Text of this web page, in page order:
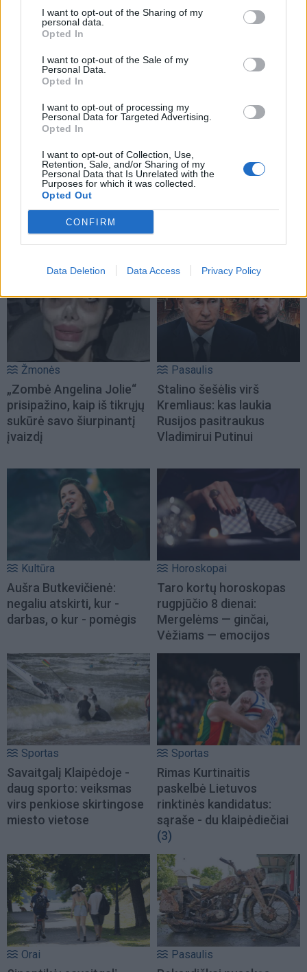
I want to opt-out of the Sharing of my
personal data.
Opted In
I want to opt-out of the Sale of my
Personal Data.
Opted In
I want to opt-out of processing my
Personal Data for Targeted Advertising.
Opted In
I want to opt-out of Collection, Use,
Retention, Sale, and/or Sharing of my
Personal Data that Is Unrelated with the
Purposes for which it was collected.
Opted Out
CONFIRM
Data Deletion Data Access Privacy Policy
pagalbą
skylėmis
NAUJI
Žmonės
„Zombė Angelina Jolie“
prisipažino, kaip iš tikrųjų
sukūrė savo šiurpinantį
įvaizdį
Pasaulis
Stalino šešėlis virš
Kremliaus: kas laukia
Rusijos pasitraukus
Vladimirui Putinui
Kultūra
Aušra Butkevičienė:
negaliu atskirti, kur -
darbas, o kur - pomėgis
Horoskopai
Taro kortų horoskopas
rugpjūčio 8 dienai:
Mergelėms — ginčai,
Vėžiams — emocijos
Sportas
Savaitgalį Klaipėdoje -
daug sporto: veiksmas
virs penkiose skirtingose
miesto vietose
Sportas
Rimas Kurtinaitis
paskelbė Lietuvos
rinktinės kandidatus:
sąraše - du klaipėdiečiai
(3)
Orai Pasaulis